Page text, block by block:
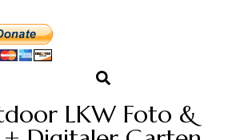
LKW Foto &